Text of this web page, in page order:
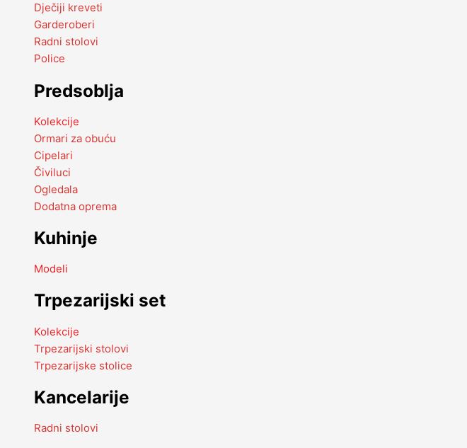
Dječiji kreveti
Garderoberi
Radni stolovi
Police
Predsoblja
Kolekcije
Ormari za obuću
Cipelari
Čiviluci
Ogledala
Dodatna oprema
Kuhinje
Modeli
Trpezarijski set
Kolekcije
Trpezarijski stolovi
Trpezarijske stolice
Kancelarije
Radni stolovi